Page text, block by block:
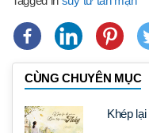
CÙNG CHUYÊN MỤC
Khép